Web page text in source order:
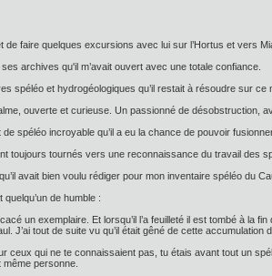
faire quelques excursions avec lui sur l’Hortus et vers
archives qu'il m’avait ouvert avec une totale confiance.
spéléo et hydrogéologiques qu’il restait à résoudre sur ce
ouverte et curieuse. Un passionné de
spéléo incroyable qu’il a eu la chance de pouvoir
toujours tournés vers une reconnaissance du travail des
avait bien voulu rédiger pour mon inventaire spéléo du
de humble :
un exemplaire. Et lorsqu’il l’a feuilleté il est tombé à
J’ai tout de suite vu qu’il était gêné de cette
ceux qui ne te connaissaient pas, tu étais avant tout un
même personne.